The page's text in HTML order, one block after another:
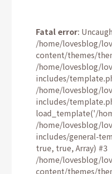
Fatal error:
/home/lovesblog/
content/themes/
/home/lovesblog/
includes/
/home/lovesblog/
includes/
load_template('/
/home/lovesblog/
includes/general-
true, true, Array) #3
/home/lovesblog/
content/themes/